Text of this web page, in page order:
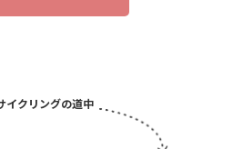
イクリングの道中